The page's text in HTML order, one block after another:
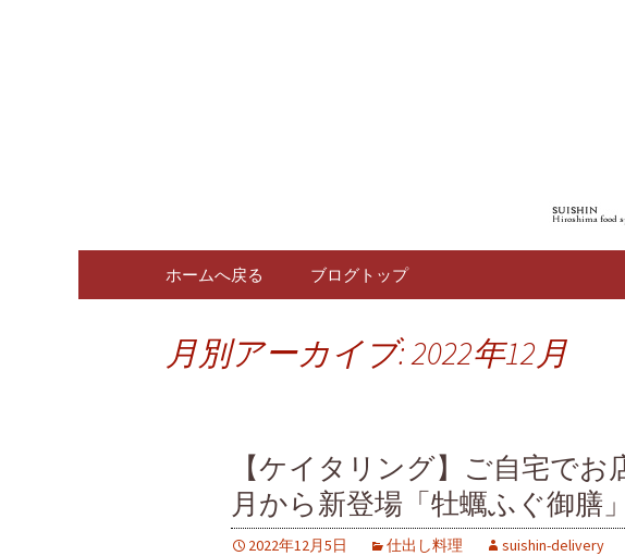
広島、中区の
コンテンツへ移動
ホームへ戻る ブログトップ
月別アーカイブ: 2022年12月
【ケイタリング】ご自宅で
月から新登場「牡蠣ふぐ御膳」
2022年12月5日 仕出し料理 suishin-delivery